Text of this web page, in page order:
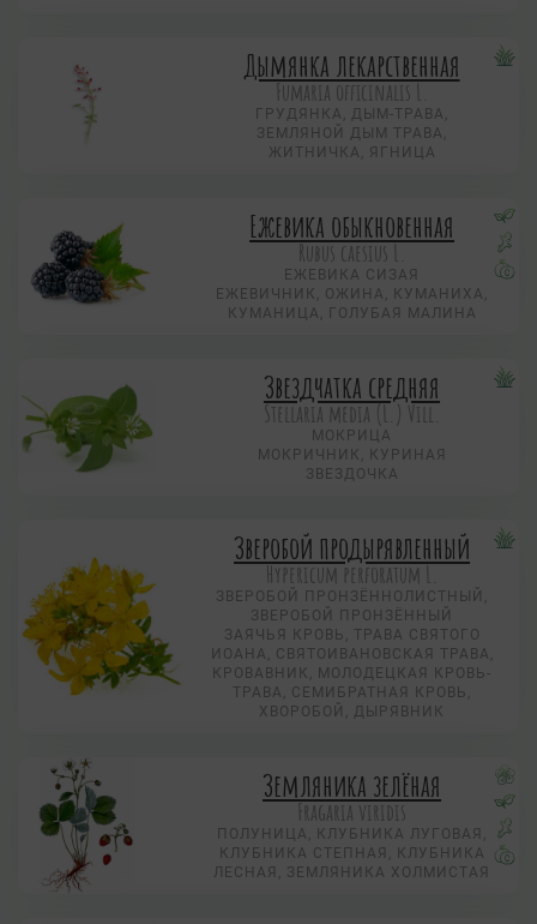
Дымянка лекарственная
Fumaria officinalis L.
ГРУДЯНКА, ДЫМ-ТРАВА,
ЗЕМЛЯНОЙ ДЫМ ТРАВА,
ЖИТНИЧКА, ЯГНИЦА
Ежевика обыкновенная
Rubus caesius L.
ЕЖЕВИКА СИЗАЯ
ЕЖЕВИЧНИК, ОЖИНА, КУМАНИХА,
КУМАНИЦА, ГОЛУБАЯ МАЛИНА
Звездчатка средняя
Stellaria media (L.) Vill.
МОКРИЦА
МОКРИЧНИК, КУРИНАЯ
ЗВЕЗДОЧКА
Зверобой продырявленный
Hypericum perforatum L.
ЗВЕРОБОЙ ПРОНЗЁННОЛИСТНЫЙ,
ЗВЕРОБОЙ ПРОНЗЁННЫЙ
ЗАЯЧЬЯ КРОВЬ, ТРАВА СВЯТОГО
ИОАНА, СВЯТОИВАНОВСКАЯ ТРАВА,
КРОВАВНИК, МОЛОДЕЦКАЯ КРОВЬ-
ТРАВА, СЕМИБРАТНАЯ КРОВЬ,
ХВОРОБОЙ, ДЫРЯВНИК
Земляника зелёная
Fragaria viridis
ПОЛУНИЦА, КЛУБНИКА ЛУГОВАЯ,
КЛУБНИКА СТЕПНАЯ, КЛУБНИКА
ЛЕСНАЯ, ЗЕМЛЯНИКА ХОЛМИСТАЯ